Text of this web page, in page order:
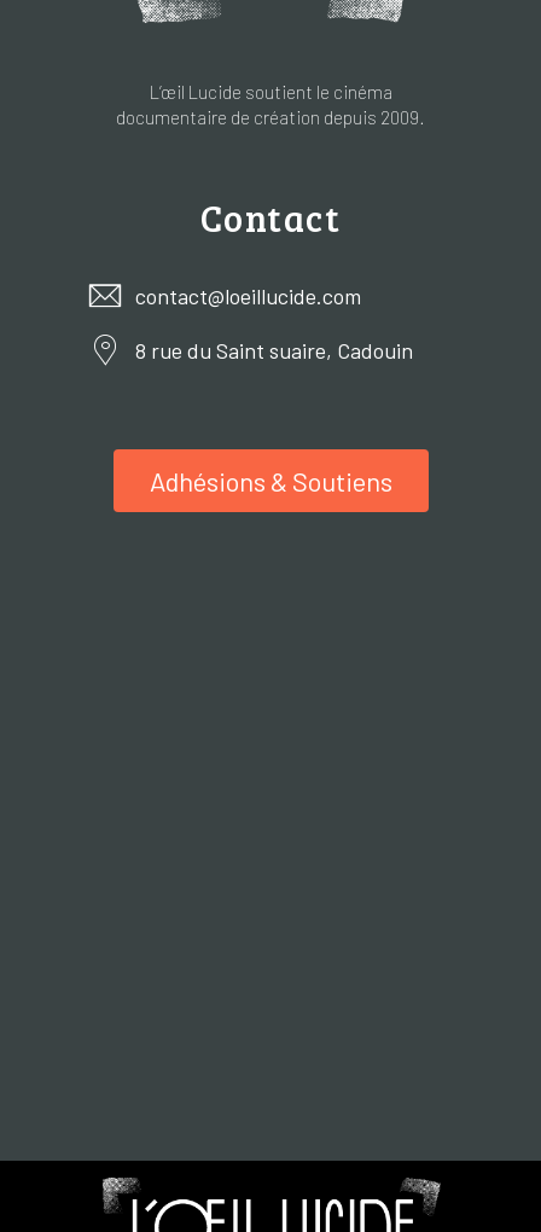
L’œil Lucide soutient le cinéma
documentaire de création depuis 2009.
Contact
contact@loeillucide.com
8 rue du Saint suaire, Cadouin
Adhésions & Soutiens